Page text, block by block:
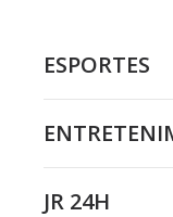
ESPORTES
JR 24H